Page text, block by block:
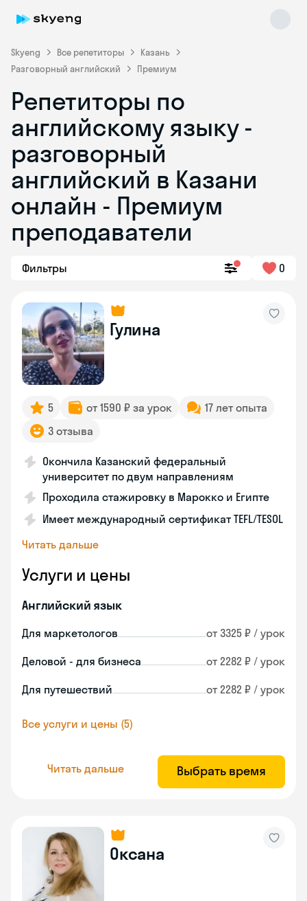
Skyeng Все репетиторы
Казань
Разговорный английский
Премиум
Репетиторы по
английскому языку -
разговорный
английский в Казани
онлайн - Премиум
преподаватели
Фильтры 0
Гулина
5 от 1590 ₽ за урок
17 лет опыта
3 отзыва
Окончила Казанский федеральный
университет по двум направлениям
Проходила стажировку в Марокко и Египте
Имеет международный сертификат TEFL/TESOL
Читать дальше
Услуги и цены
Английский язык
Для маркетологов от 3325 ₽ / урок
Деловой - для бизнеса от 2282 ₽ / урок
Для путешествий от 2282 ₽ / урок
Все услуги и цены (5)
Читать дальше Выбрать время
Оксана
Skyeng Chat